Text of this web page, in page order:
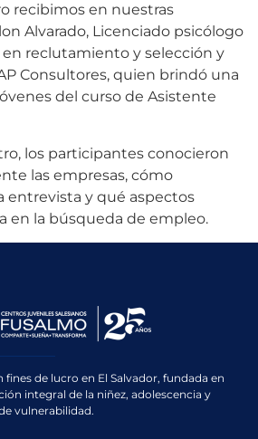
recibimos en nuestras
Alvarado, Licenciado psicólogo
en reclutamiento y selección y
Consultores, quien brindó una
del curso de Asistente
los participantes conocieron
las empresas, cómo
entrevista y qué aspectos
en la búsqueda de empleo.
fines de lucro en El Salvador, fundada en
integral de la niñez, adolescencia y
vulnerabilidad.